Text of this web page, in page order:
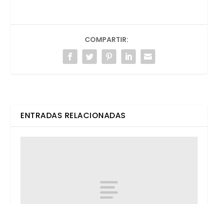
COMPARTIR:
ENTRADAS RELACIONADAS